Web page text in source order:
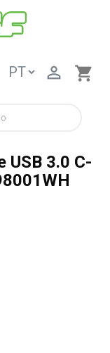
shopping_cart

USB 3.0 C-